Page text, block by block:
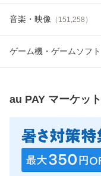
音楽・映像 （ 151,258 ）
ゲーム機・ゲームソフト
au PAY マーケット